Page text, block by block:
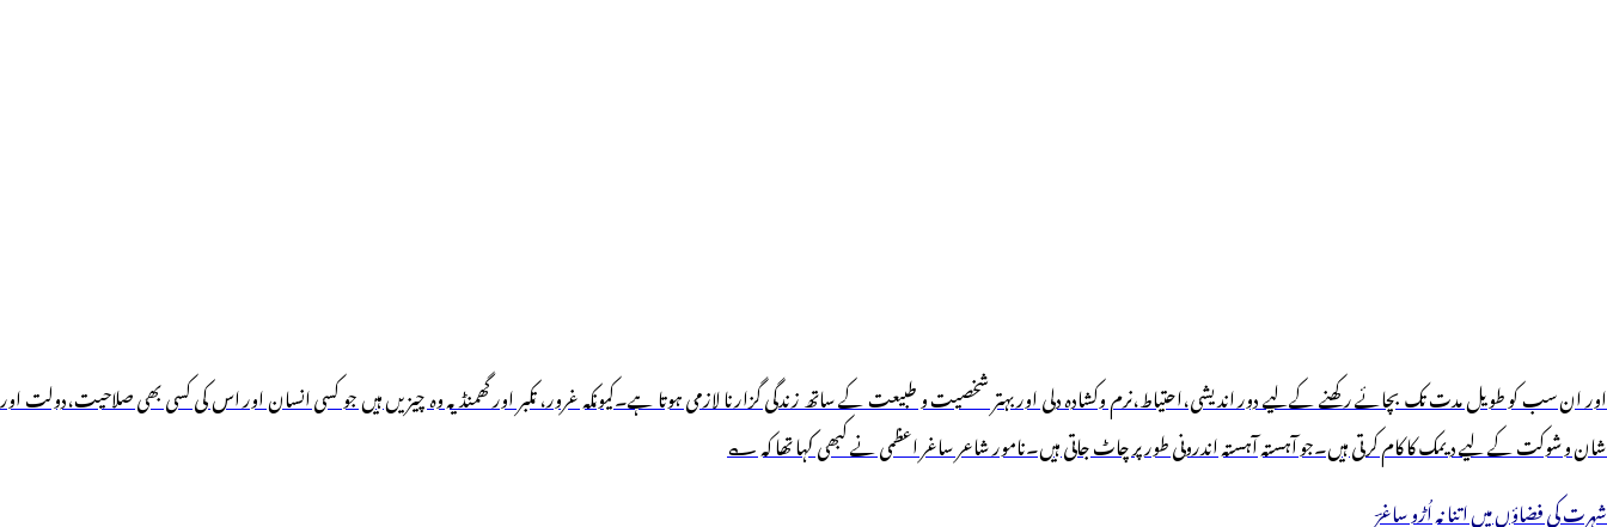
اور ان سب کو طویل مدت تک بچائے رکھنے کےلیے دور اندیشی،احتیاط،نرم وکشادہ دلی اور بہتر شخصیت و طبیعت کے ساتھ زندگی گزارنا لازمی ہوتا ہے۔کیونکہ غرور، تکبر اور گھمنڈ یہ وہ چیزیں ہیں جو کسی انسان اور اس کی کسی بھی صلاحیت،دولت اور
شان و شوکت کے لیے دیمک کا کام کرتی ہیں۔جو آہستہ آہستہ اندرونی طور پر چاٹ جاتی ہیں۔نامور شاعر ساغر اعظمی نے کبھی کہا تھا کہ ؎
شہرت کی فضاؤں میں اتنا نہ اُڑو ساغرؔ